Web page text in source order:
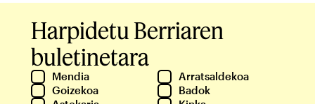
Harpidetu Berriaren
buletinetara
Mendia
Arratsaldekoa
Goizekoa
Badok